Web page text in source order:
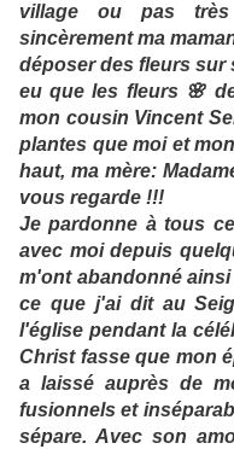
village ou pas
sincèrement ma
déposer des fleurs sur
eu que les fleurs 🌸
mon cousin Vincent
plantes que moi et
haut, ma mère:
vous regarde !!!
Je pardonne à tous
avec moi depuis
m'ont abandonné
ce que j'ai dit au
l'église pendant la
Christ fasse que mon
a laissé auprès de
fusionnels et
sépare. Avec son